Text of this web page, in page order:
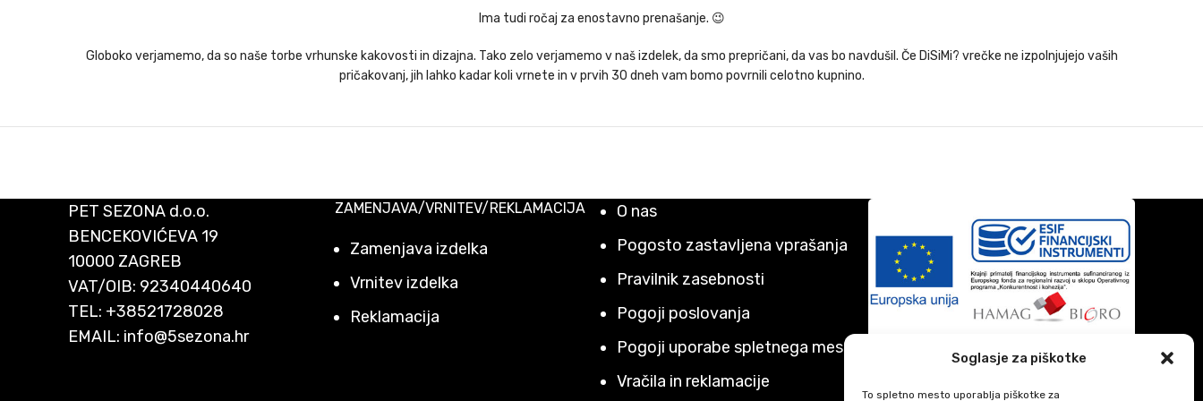
Soglasje za piškotke
To spletno mesto uporablja piškotke za
Ima tudi ročaj za enostavno prenašanje. 😉
Globoko verjamemo, da so naše torbe vrhunske kakovosti in dizajna. Tako zelo verjamemo v naš izdelek, da smo prepričani, da vas bo navdušil. Če DiSiMi? vrečke ne izpolnjujejo vaših
pričakovanj, jih lahko kadar koli vrnete in v prvih 30 dneh vam bomo povrnili celotno kupnino.
PET SEZONA d.o.o.
BENCEKOVIĆEVA 19
10000 ZAGREB
VAT/OIB: 92340440640
TEL: +38521728028
EMAIL: info@5sezona.hr
ZAMENJAVA/VRNITEV/REKLAMACIJA
Zamenjava izdelka
Vrnitev izdelka
Reklamacija
O nas
Pogosto zastavljena vprašanja
Pravilnik zasebnosti
Pogoji poslovanja
Pogoji uporabe spletnega mesta
Vračila in reklamacije